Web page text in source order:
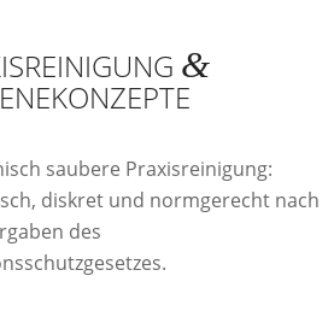
&
saubere Praxisreinigung:
diskret und normgerecht nach
des